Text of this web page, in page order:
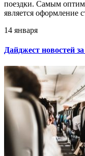
поездки. Самым
является оформление
14 января
Дайджест новостей